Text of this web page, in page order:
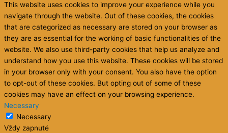
This website uses cookies to improve your experience while you
navigate through the website. Out of these cookies, the cookies
that are categorized as necessary are stored on your browser as
they are as essential for the working of basic functionalities of the
website. We also use third-party cookies that help us analyze and
understand how you use this website. These cookies will be stored
in your browser only with your consent. You also have the option
to opt-out of these cookies. But opting out of some of these
cookies may have an effect on your browsing experience.
Necessary
Necessary
Vždy zapnuté